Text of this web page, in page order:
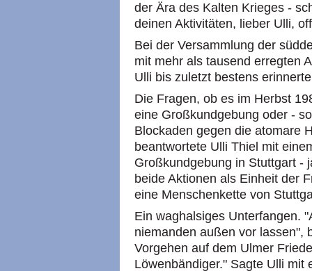
der Ära des Kalten Krieges -
deinen Aktivitäten, lieber Ulli,
Bei der Versammlung der
mit mehr als tausend erregten
Ulli bis zuletzt bestens
Die Fragen, ob es im Herbst
eine Großkundgebung oder -
Blockaden gegen die atomare
beantwortete Ulli Thiel mit
Großkundgebung in Stuttgart -
beide Aktionen als Einheit der
eine Menschenkette von
Ein waghalsiges Unterfangen.
niemanden außen vor lassen",
Vorgehen auf dem Ulmer
Löwenbändiger." Sagte Ulli mit